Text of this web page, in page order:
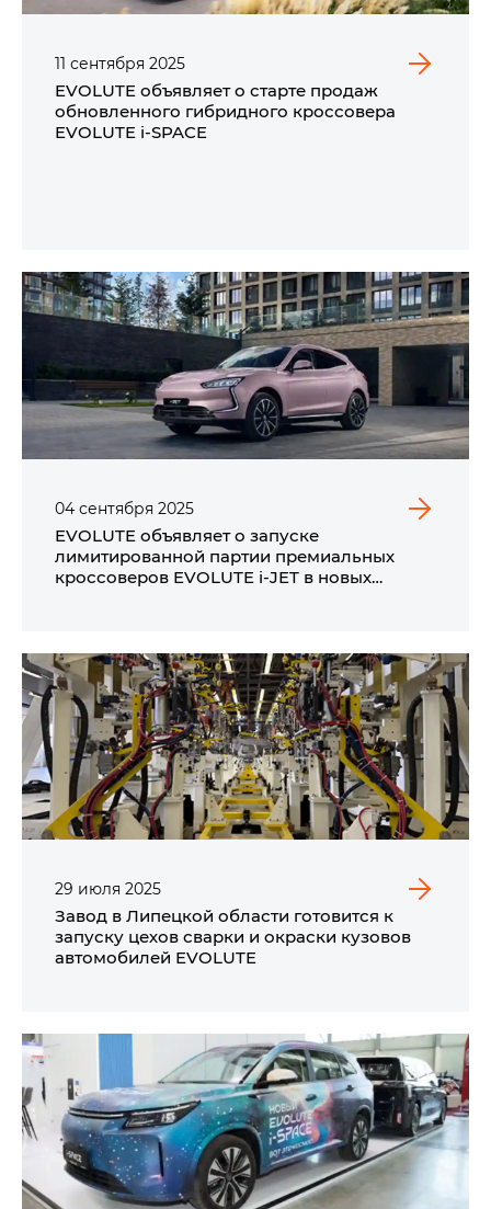
11 сентября 2025
EVOLUTE объявляет о старте продаж
обновленного гибридного кроссовера
EVOLUTE i‑SPACE
04 сентября 2025
EVOLUTE объявляет о запуске
лимитированной партии премиальных
кроссоверов EVOLUTE i‑JET в новых
29 июля 2025
Завод в Липецкой области готовится к
запуску цехов сварки и окраски кузовов
автомобилей EVOLUTE